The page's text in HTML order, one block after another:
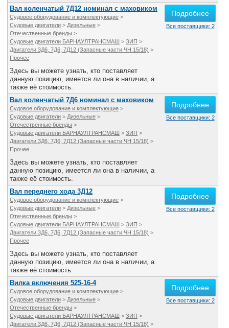
Вал коленчатый 7Д12 номинал с маховиком
Судовое оборудование и комплектующие >
Судовые двигатели > Дизельные >
Отечественные бренды >
Судовые двигатели БАРНАУЛТРАНСМАШ > ЗИП >
Двигатели 3Д6, 7Д6, 7Д12 (Запасные части ЧН 15/18) >
Прочее
Здесь вы можете узнать, кто поставляет
данную позицию, имеется ли она в наличии, а
также её стоимость.
Подробнее
Все поставщики: 2
Вал коленчатый 7Д6 номинал с маховиком
Судовое оборудование и комплектующие >
Судовые двигатели > Дизельные >
Отечественные бренды >
Судовые двигатели БАРНАУЛТРАНСМАШ > ЗИП >
Двигатели 3Д6, 7Д6, 7Д12 (Запасные части ЧН 15/18) >
Прочее
Здесь вы можете узнать, кто поставляет
данную позицию, имеется ли она в наличии, а
также её стоимость.
Подробнее
Все поставщики: 2
Вал переднего хода 3Д12
Судовое оборудование и комплектующие >
Судовые двигатели > Дизельные >
Отечественные бренды >
Судовые двигатели БАРНАУЛТРАНСМАШ > ЗИП >
Двигатели 3Д6, 7Д6, 7Д12 (Запасные части ЧН 15/18) >
Прочее
Здесь вы можете узнать, кто поставляет
данную позицию, имеется ли она в наличии, а
также её стоимость.
Подробнее
Все поставщики: 2
Вилка включения 525-16-4
Судовое оборудование и комплектующие >
Судовые двигатели > Дизельные >
Отечественные бренды >
Судовые двигатели БАРНАУЛТРАНСМАШ > ЗИП >
Двигатели 3Д6, 7Д6, 7Д12 (Запасные части ЧН 15/18) >
Подробнее
Все поставщики: 2